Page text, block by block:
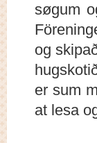
søgum
og
er sum
at lesa